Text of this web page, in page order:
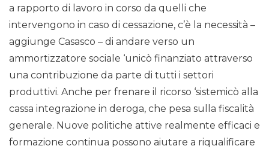
a rapporto di lavoro in corso da quelli che
intervengono in caso di cessazione, c’è la necessità –
aggiunge Casasco – di andare verso un
ammortizzatore sociale ‘unicò finanziato attraverso
una contribuzione da parte di tutti i settori
produttivi. Anche per frenare il ricorso ‘sistemicò alla
cassa integrazione in deroga, che pesa sulla fiscalità
generale. Nuove politiche attive realmente efficaci e
formazione continua possono aiutare a riqualificare